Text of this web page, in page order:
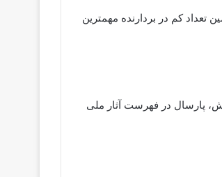
تعداد کم در بردارنده مهمترین
و کاوش، پارسال در فهرست آثار ملی